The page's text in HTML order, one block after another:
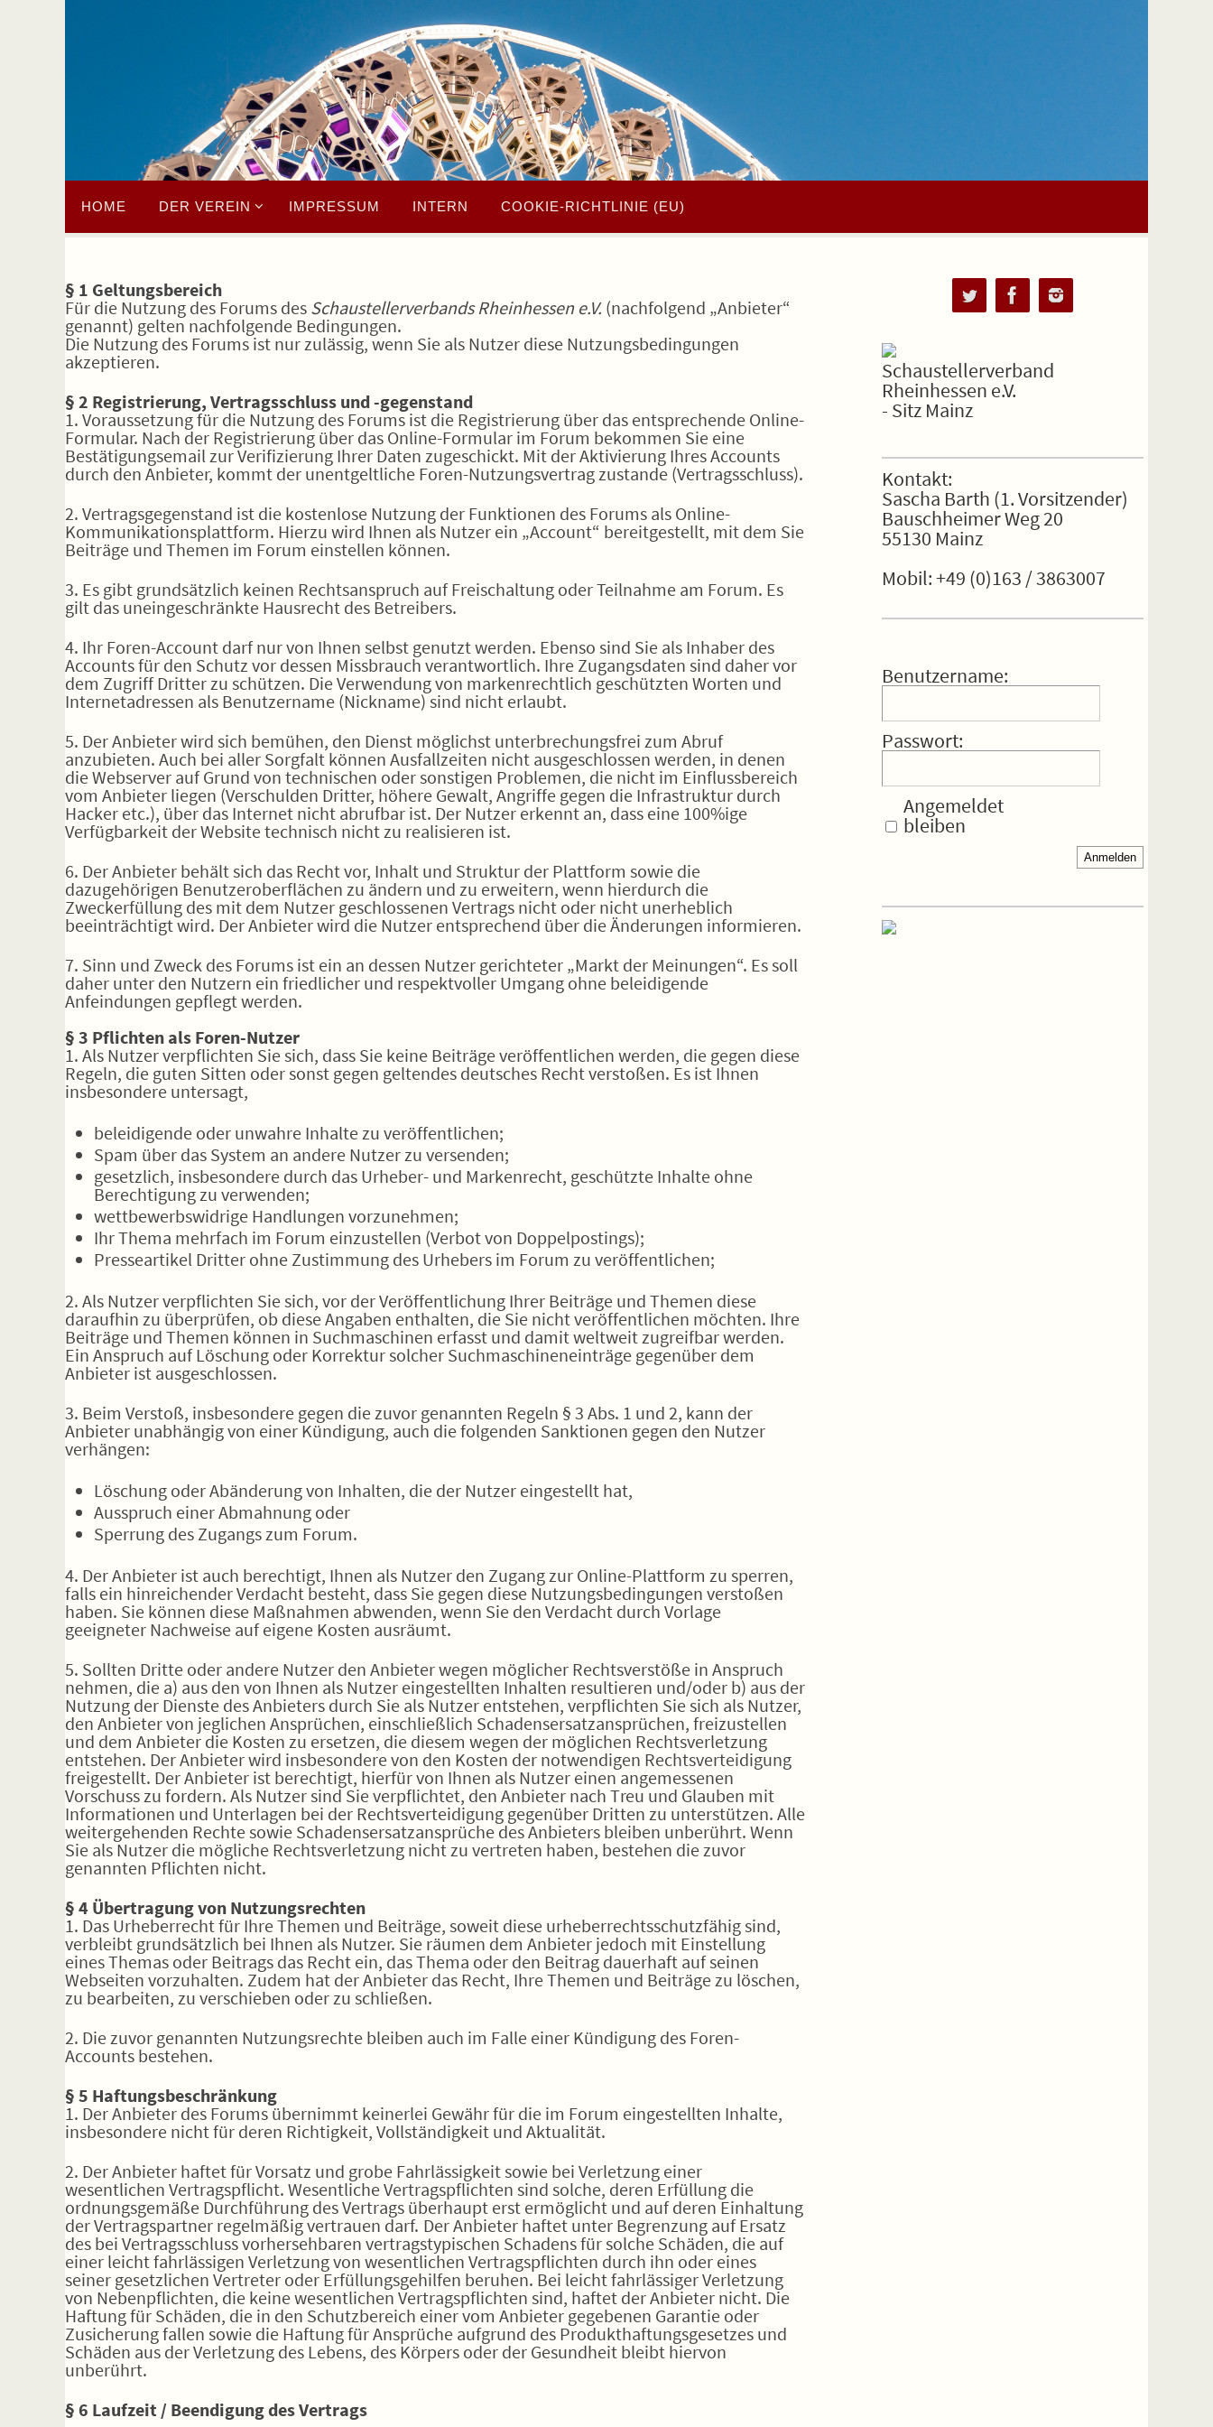
HOME DER VEREIN IMPRESSUM INTERN COOKIE-RICHTLINIE (EU)
§ 1 Geltungsbereich
Für die Nutzung des Forums des Schaustellerverbands Rheinhessen e.V. (nachfolgend „Anbieter“
genannt) gelten nachfolgende Bedingungen.
Die Nutzung des Forums ist nur zulässig, wenn Sie als Nutzer diese Nutzungsbedingungen
akzeptieren.
§ 2 Registrierung, Vertragsschluss und -gegenstand
1. Voraussetzung für die Nutzung des Forums ist die Registrierung über das entsprechende Online-
Formular. Nach der Registrierung über das Online-Formular im Forum bekommen Sie eine
Bestätigungsemail zur Verifizierung Ihrer Daten zugeschickt. Mit der Aktivierung Ihres Accounts
durch den Anbieter, kommt der unentgeltliche Foren-Nutzungsvertrag zustande (Vertragsschluss).
2. Vertragsgegenstand ist die kostenlose Nutzung der Funktionen des Forums als Online-
Kommunikationsplattform. Hierzu wird Ihnen als Nutzer ein „Account“ bereitgestellt, mit dem Sie
Beiträge und Themen im Forum einstellen können.
3. Es gibt grundsätzlich keinen Rechtsanspruch auf Freischaltung oder Teilnahme am Forum. Es
gilt das uneingeschränkte Hausrecht des Betreibers.
4. Ihr Foren-Account darf nur von Ihnen selbst genutzt werden. Ebenso sind Sie als Inhaber des
Accounts für den Schutz vor dessen Missbrauch verantwortlich. Ihre Zugangsdaten sind daher vor
dem Zugriff Dritter zu schützen. Die Verwendung von markenrechtlich geschützten Worten und
Internetadressen als Benutzername (Nickname) sind nicht erlaubt.
5. Der Anbieter wird sich bemühen, den Dienst möglichst unterbrechungsfrei zum Abruf
anzubieten. Auch bei aller Sorgfalt können Ausfallzeiten nicht ausgeschlossen werden, in denen
die Webserver auf Grund von technischen oder sonstigen Problemen, die nicht im Einflussbereich
vom Anbieter liegen (Verschulden Dritter, höhere Gewalt, Angriffe gegen die Infrastruktur durch
Hacker etc.), über das Internet nicht abrufbar ist. Der Nutzer erkennt an, dass eine 100%ige
Verfügbarkeit der Website technisch nicht zu realisieren ist.
6. Der Anbieter behält sich das Recht vor, Inhalt und Struktur der Plattform sowie die
dazugehörigen Benutzeroberflächen zu ändern und zu erweitern, wenn hierdurch die
Zweckerfüllung des mit dem Nutzer geschlossenen Vertrags nicht oder nicht unerheblich
beeinträchtigt wird. Der Anbieter wird die Nutzer entsprechend über die Änderungen informieren.
7. Sinn und Zweck des Forums ist ein an dessen Nutzer gerichteter „Markt der Meinungen“. Es soll
daher unter den Nutzern ein friedlicher und respektvoller Umgang ohne beleidigende
Anfeindungen gepflegt werden.
§ 3 Pflichten als Foren-Nutzer
1. Als Nutzer verpflichten Sie sich, dass Sie keine Beiträge veröffentlichen werden, die gegen diese
Regeln, die guten Sitten oder sonst gegen geltendes deutsches Recht verstoßen. Es ist Ihnen
insbesondere untersagt,
beleidigende oder unwahre Inhalte zu veröffentlichen;
Spam über das System an andere Nutzer zu versenden;
gesetzlich, insbesondere durch das Urheber- und Markenrecht, geschützte Inhalte ohne
Berechtigung zu verwenden;
wettbewerbswidrige Handlungen vorzunehmen;
Ihr Thema mehrfach im Forum einzustellen (Verbot von Doppelpostings);
Presseartikel Dritter ohne Zustimmung des Urhebers im Forum zu veröffentlichen;
2. Als Nutzer verpflichten Sie sich, vor der Veröffentlichung Ihrer Beiträge und Themen diese
daraufhin zu überprüfen, ob diese Angaben enthalten, die Sie nicht veröffentlichen möchten. Ihre
Beiträge und Themen können in Suchmaschinen erfasst und damit weltweit zugreifbar werden.
Ein Anspruch auf Löschung oder Korrektur solcher Suchmaschineneinträge gegenüber dem
Anbieter ist ausgeschlossen.
3. Beim Verstoß, insbesondere gegen die zuvor genannten Regeln § 3 Abs. 1 und 2, kann der
Anbieter unabhängig von einer Kündigung, auch die folgenden Sanktionen gegen den Nutzer
verhängen:
Löschung oder Abänderung von Inhalten, die der Nutzer eingestellt hat,
Ausspruch einer Abmahnung oder
Sperrung des Zugangs zum Forum.
4. Der Anbieter ist auch berechtigt, Ihnen als Nutzer den Zugang zur Online-Plattform zu sperren,
falls ein hinreichender Verdacht besteht, dass Sie gegen diese Nutzungsbedingungen verstoßen
haben. Sie können diese Maßnahmen abwenden, wenn Sie den Verdacht durch Vorlage
geeigneter Nachweise auf eigene Kosten ausräumt.
5. Sollten Dritte oder andere Nutzer den Anbieter wegen möglicher Rechtsverstöße in Anspruch
nehmen, die a) aus den von Ihnen als Nutzer eingestellten Inhalten resultieren und/oder b) aus der
Nutzung der Dienste des Anbieters durch Sie als Nutzer entstehen, verpflichten Sie sich als Nutzer,
den Anbieter von jeglichen Ansprüchen, einschließlich Schadensersatzansprüchen, freizustellen
und dem Anbieter die Kosten zu ersetzen, die diesem wegen der möglichen Rechtsverletzung
entstehen. Der Anbieter wird insbesondere von den Kosten der notwendigen Rechtsverteidigung
freigestellt. Der Anbieter ist berechtigt, hierfür von Ihnen als Nutzer einen angemessenen
Vorschuss zu fordern. Als Nutzer sind Sie verpflichtet, den Anbieter nach Treu und Glauben mit
Informationen und Unterlagen bei der Rechtsverteidigung gegenüber Dritten zu unterstützen. Alle
weitergehenden Rechte sowie Schadensersatzansprüche des Anbieters bleiben unberührt. Wenn
Sie als Nutzer die mögliche Rechtsverletzung nicht zu vertreten haben, bestehen die zuvor
genannten Pflichten nicht.
§ 4 Übertragung von Nutzungsrechten
1. Das Urheberrecht für Ihre Themen und Beiträge, soweit diese urheberrechtsschutzfähig sind,
verbleibt grundsätzlich bei Ihnen als Nutzer. Sie räumen dem Anbieter jedoch mit Einstellung
eines Themas oder Beitrags das Recht ein, das Thema oder den Beitrag dauerhaft auf seinen
Webseiten vorzuhalten. Zudem hat der Anbieter das Recht, Ihre Themen und Beiträge zu löschen,
zu bearbeiten, zu verschieben oder zu schließen.
2. Die zuvor genannten Nutzungsrechte bleiben auch im Falle einer Kündigung des Foren-
Accounts bestehen.
§ 5 Haftungsbeschränkung
1. Der Anbieter des Forums übernimmt keinerlei Gewähr für die im Forum eingestellten Inhalte,
insbesondere nicht für deren Richtigkeit, Vollständigkeit und Aktualität.
2. Der Anbieter haftet für Vorsatz und grobe Fahrlässigkeit sowie bei Verletzung einer
wesentlichen Vertragspflicht. Wesentliche Vertragspflichten sind solche, deren Erfüllung die
ordnungsgemäße Durchführung des Vertrags überhaupt erst ermöglicht und auf deren Einhaltung
der Vertragspartner regelmäßig vertrauen darf. Der Anbieter haftet unter Begrenzung auf Ersatz
des bei Vertragsschluss vorhersehbaren vertragstypischen Schadens für solche Schäden, die auf
einer leicht fahrlässigen Verletzung von wesentlichen Vertragspflichten durch ihn oder eines
seiner gesetzlichen Vertreter oder Erfüllungsgehilfen beruhen. Bei leicht fahrlässiger Verletzung
von Nebenpflichten, die keine wesentlichen Vertragspflichten sind, haftet der Anbieter nicht. Die
Haftung für Schäden, die in den Schutzbereich einer vom Anbieter gegebenen Garantie oder
Zusicherung fallen sowie die Haftung für Ansprüche aufgrund des Produkthaftungsgesetzes und
Schäden aus der Verletzung des Lebens, des Körpers oder der Gesundheit bleibt hiervon
unberührt.
§ 6 Laufzeit / Beendigung des Vertrags
Schaustellerverband
Rheinhessen e.V.
- Sitz Mainz
Kontakt:
Sascha Barth (1. Vorsitzender)
Bauschheimer Weg 20
55130 Mainz
Mobil: +49 (0)163 / 3863007
Benutzername:
Passwort:
Angemeldet
bleiben
Anmelden